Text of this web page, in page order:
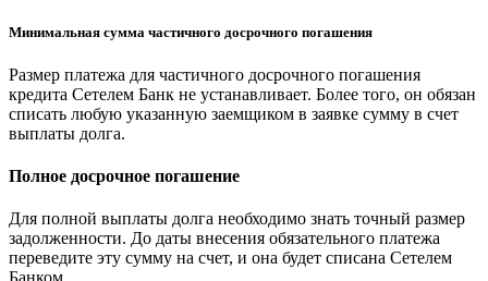
Минимальная сумма частичного досрочного погашения
Размер платежа для частичного досрочного погашения
кредита Сетелем Банк не устанавливает. Более того, он обязан
списать любую указанную заемщиком в заявке сумму в счет
выплаты долга.
Полное досрочное погашение
Для полной выплаты долга необходимо знать точный размер
задолженности. До даты внесения обязательного платежа
переведите эту сумму на счет, и она будет списана Сетелем